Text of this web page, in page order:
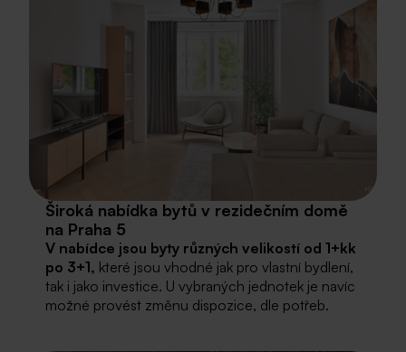
Široká nabídka bytů v rezidečním domě
na Praha 5
V nabídce jsou byty různých velikostí od 1+kk
po 3+1, které jsou vhodné jak pro vlastní bydlení,
tak i jako investice. U vybraných jednotek je navíc
možné provést změnu dispozice, dle potřeb.